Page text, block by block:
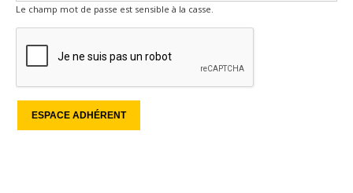
Le champ mot de passe est sensible à la casse.